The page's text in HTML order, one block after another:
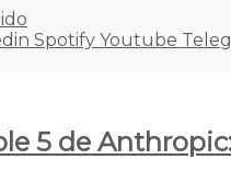
Spotify Youtube
5 de